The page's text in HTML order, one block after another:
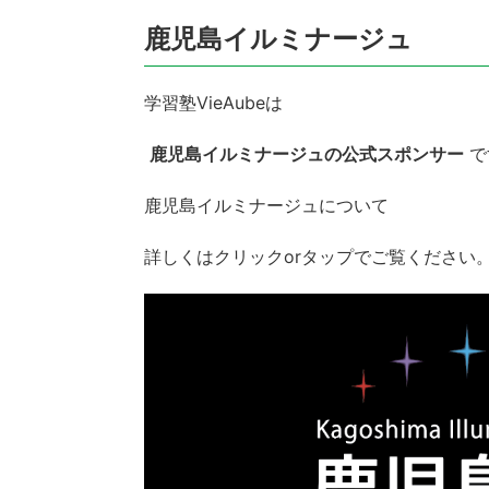
鹿児島イルミナージュ
学習塾VieAubeは
鹿児島イルミナージュの公式スポンサー
鹿児島イルミナージュについて
詳しくはクリックorタップでご覧ください